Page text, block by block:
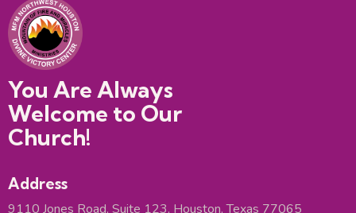
You Are Always
Welcome to Our
Church!
Address
9110 Jones Road, Suite 123, Houston, Texas 77065